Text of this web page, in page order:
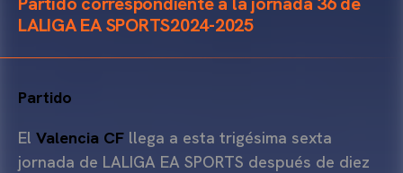
LALIGA EA SPORTS2024-2025
Partido
El Valencia CF llega a esta trigésima sexta
jornada de LALIGA EA SPORTS después de diez